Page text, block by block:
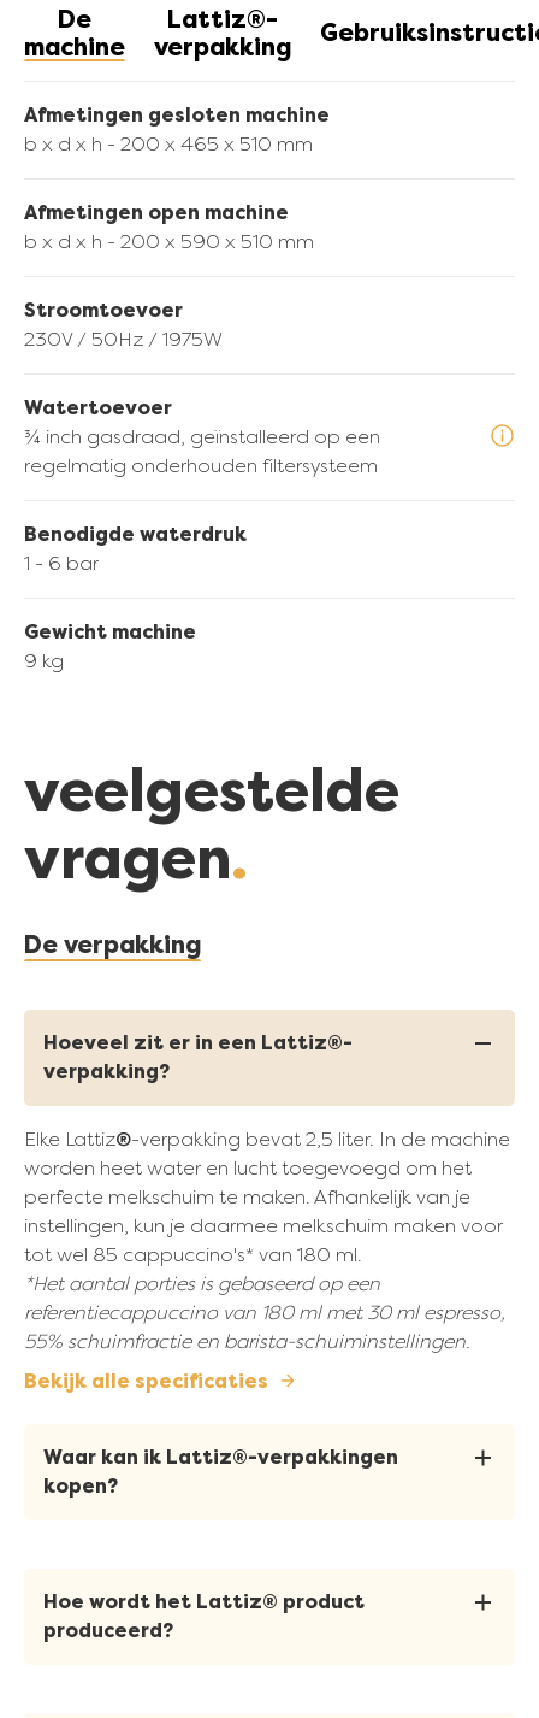
Stroomlijn je voorraadbeheer
hygiënenormen.
Overtreft hygiëneverwachtingen
bij de opslag en het gebruik van
De
machine
Lattiz®-
verpakking
Afmetingen gesloten machine
b x d x h - 200 x 465 x 510 mm
Afmetingen open machine
b x d x h - 200 x 590 x 510 mm
Stroomtoevoer
230V / 50Hz / 1975W
Watertoevoer
¾ inch gasdraad, geïnstalleerd op een
regelmatig onderhouden filtersysteem
Benodigde waterdruk
1 - 6 bar
Gewicht machine
9 kg
veelgestelde
vragen
De verpakking
Hoeveel zit er in een Lattiz®-
verpakking?
Elke Lattiz®-verpakking bevat 2,5 liter. In de machine
worden heet water en lucht toegevoegd om het
perfecte melkschuim te maken. Afhankelijk van je
instellingen, kun je daarmee melkschuim maken voor
tot wel 85 cappuccino's* van 180 ml.
*Het aantal porties is gebaseerd op een
referentiecappuccino van 180 ml met 30 ml espresso,
55% schuimfractie en barista-schuiminstellingen.
Bekijk alle specificaties
Waar kan ik Lattiz®-verpakkingen
kopen?
partners of via onze webshop. Wanneer je een
Lattiz®machine aangeschaft hebt, kan je via je
Hoe wordt het Lattiz® product
produceerd?